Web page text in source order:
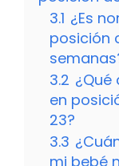
3.1 ¿Es
posición
3.2
en
23?
3.3
mi bebé